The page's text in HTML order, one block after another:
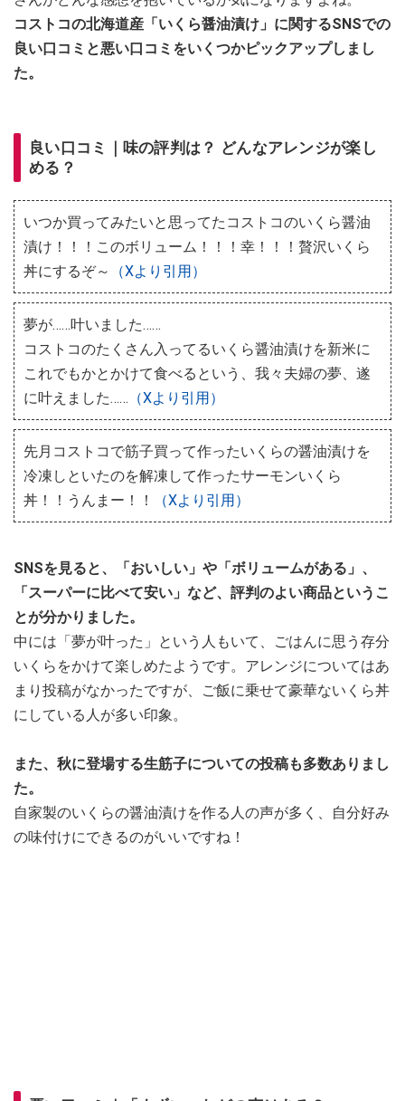
コストコの北海道産「いくら醤油漬け」に関するSNSでの
良い口コミと悪い口コミをいくつかピックアップしまし
た。
良い口コミ｜味の評判は？ どんなアレンジが楽し
める？
いつか買ってみたいと思ってたコストコのいくら醤油
漬け！！！このボリューム！！！幸！！！贅沢いくら
丼にするぞ～
（Xより引用）
夢が……叶いました……
コストコのたくさん入ってるいくら醤油漬けを新米に
これでもかとかけて食べるという、我々夫婦の夢、遂
に叶えました…… （Xより引用）
先月コストコで筋子買って作ったいくらの醤油漬けを
冷凍しといたのを解凍して作ったサーモンいくら
丼！！うんまー！！
（Xより引用）
SNSを見ると、「おいしい」や「ボリュームがある」、
「スーパーに比べて安い」など、評判のよい商品というこ
とが分かりました。
中には「夢が叶った」という人もいて、ごはんに思う存分
いくらをかけて楽しめたようです。アレンジについてはあ
まり投稿がなかったですが、ご飯に乗せて豪華ないくら丼
にしている人が多い印象。
また、秋に登場する生筋子についての投稿も多数ありまし
た。
自家製のいくらの醤油漬けを作る人の声が多く、自分好み
の味付けにできるのがいいですね！